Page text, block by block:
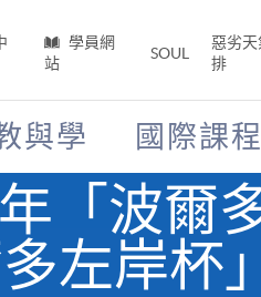
學員網
站
SOUL
惡劣天
排
與學 國際課程
「波爾
左岸杯